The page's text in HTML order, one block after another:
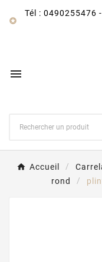

Tél : 0490255476 -

Accueil
rond